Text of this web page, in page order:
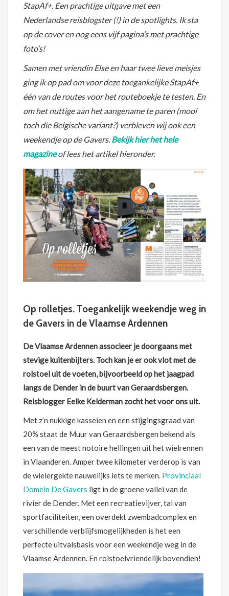
StapAf+. Een prachtige uitgave met een
Nederlandse reisblogster (!) in de spotlights. Ik sta
op de cover en nog eens vijf pagina’s met prachtige
foto’s!
Samen met vriendin Else en haar twee lieve meisjes
ging ik op pad om voor deze toegankelijke StapAf+
één van de routes voor het routeboekje te testen. En
om het nuttige aan het aangename te paren (mooi
toch die Belgische variant?) verbleven wij ook een
weekendje op de Gavers. Bekijk hier het hele
magazine of lees het artikel hieronder.
Op rolletjes. Toegankelijk weekendje weg in
de Gavers in deVlaamse Ardennen
De Vlaamse Ardennen associeer je doorgaans met
stevige kuitenbijters. Toch kan je er ook vlot met de
rolstoel uit de voeten, bijvoorbeeld op het jaagpad
langs de Dender in de buurt van Geraardsbergen.
Reisblogger Eelke Kelderman zocht het voor ons uit.
Met z’n nukkige kasseien en een stijgingsgraad van
20% staat de Muur van Geraardsbergen bekend als
een van de meest notoire hellingen uit het wielrennen
in Vlaanderen. Amper twee kilometer verderop is van
de wielergekte nauwelijks iets te merken. Provinciaal
Domein De Gavers ligt in de groene vallei van de
rivier de Dender. Met een recreatievijver, tal van
sportfaciliteiten, een overdekt zwembadcomplex en
verschillende verblijfsmogelijkheden is het een
perfecte uitvalsbasis voor een weekendje weg in de
Vlaamse Ardennen. En rolstoelvriendelijk bovendien!